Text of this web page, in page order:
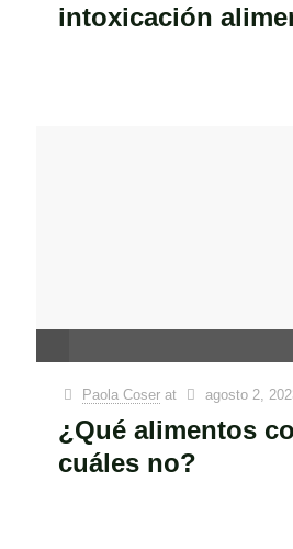
intoxicación
Paola Coser at agosto 2,
¿Qué alimentos
cuáles no?